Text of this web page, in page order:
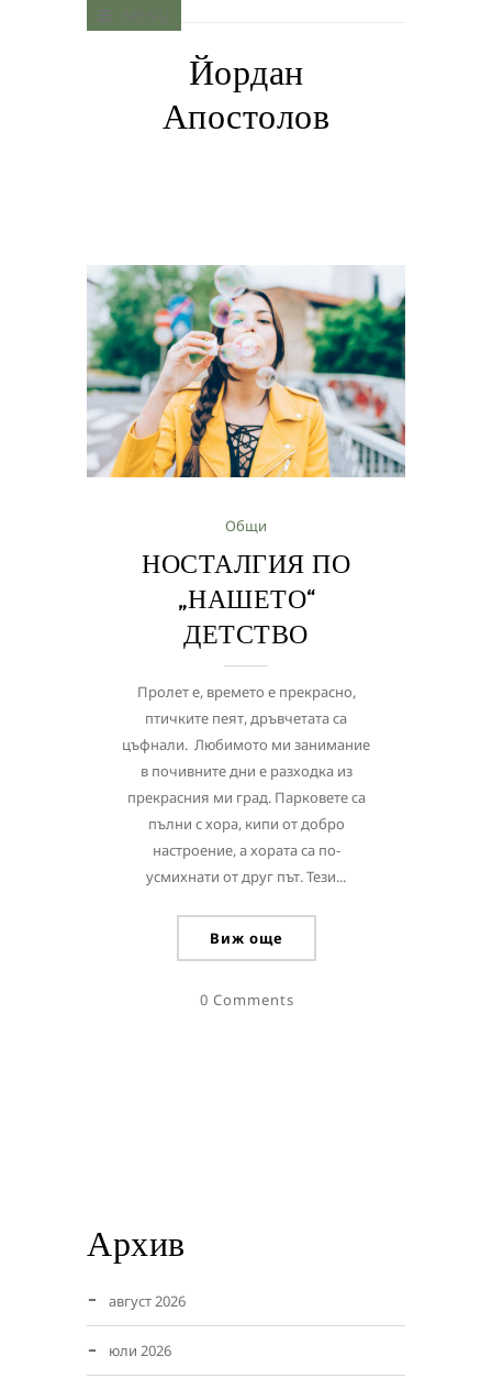
Йордан
Апостолов
Общи
НОСТАЛГИЯ ПО
„НАШЕТО“
ДЕТСТВО
Пролет е, времето е прекрасно,
птичките пеят, дръвчетата са
цъфнали. Любимото ми занимание
в почивните дни е разходка из
прекрасния ми град. Парковете са
пълни с хора, кипи от добро
настроение, а хората са по-
усмихнати от друг път. Тези...
Виж още
0 Comments
Архив
август 2026
юли 2026